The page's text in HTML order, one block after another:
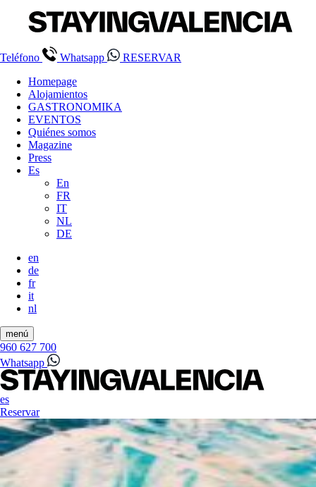
Teléfono Whatsapp
RESERVAR
Homepage
Alojamientos
GASTRONOMIKA
EVENTOS
Quiénes somos
Magazine
Press
Es
En
FR
IT
NL
DE
en
de
fr
it
nl
menú
960 627 700
Whatsapp
es
Reservar